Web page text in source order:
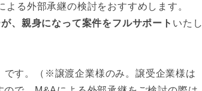
る外部承継の検討をおすすめします。
、親身になって案件をフルサポート いたし
です。（※譲渡企業様のみ。譲受企業様は